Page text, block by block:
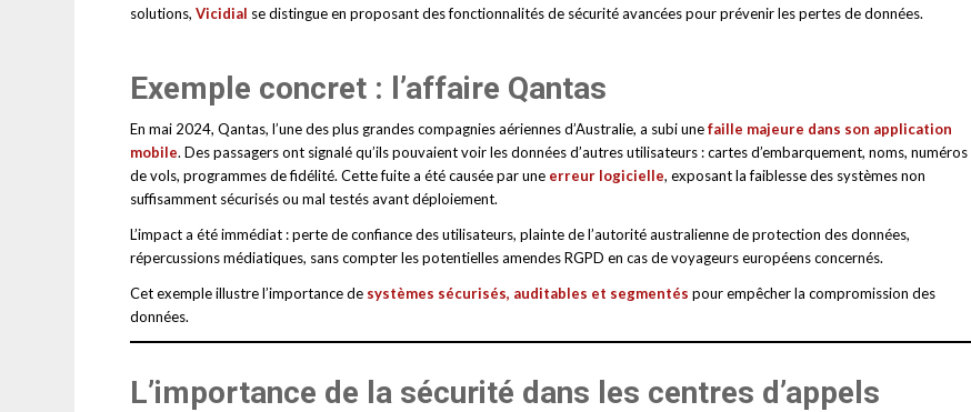
solutions,Vicidial se distingue en proposant des fonctionnalités de sécurité avancées pour prévenir les pertes de données.
Exemple concret : l’affaire Qantas
En mai 2024, Qantas, l’une des plus grandes compagnies aériennes d’Australie, a subi unefaille majeure dans son application
mobile. Des passagers ont signalé qu’ils pouvaient voir les données d’autres utilisateurs : cartes d’embarquement, noms, numéros
de vols, programmes de fidélité. Cette fuite a été causée par une erreur logicielle, exposant la faiblesse des systèmes non
suffisamment sécurisés ou mal testés avant déploiement.
L’impact a été immédiat : perte de confiance des utilisateurs, plainte de l’autorité australienne de protection des données,
répercussions médiatiques, sans compter les potentielles amendes RGPD en cas de voyageurs européens concernés.
Cet exemple illustre l’importance de systèmes sécurisés, auditables et segmentés pour empêcher la compromission des
données.
L’importance de la sécurité dans les centres d’appels